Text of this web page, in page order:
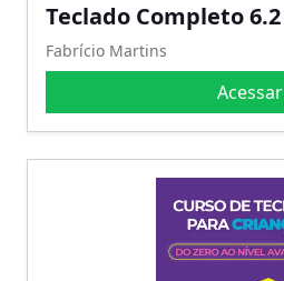
Teclado Completo 6.2
Fabrício Martins
Acessar